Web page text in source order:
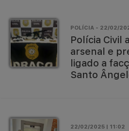
POLÍCIA - 22/02/
Polícia Civil
arsenal e
ligado a
Santo
22/02/2025 | 11:02